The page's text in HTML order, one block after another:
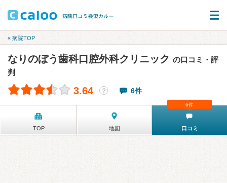
« 病院TOP
なりのぼう歯科口腔外科クリニック の口コミ・評
判
3.64 ？ 6件
TOP 地図 口コミ
6件